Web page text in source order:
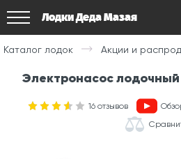
Лодки Деда Мазая
Каталог лодок Акции и
Электронасос
16отзывов